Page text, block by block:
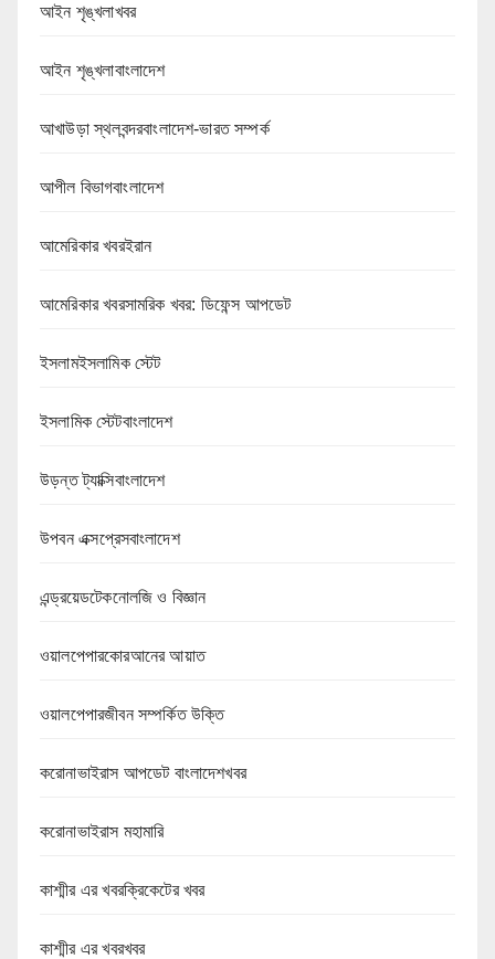
আইন শৃঙ্খলাখবর
আইন শৃঙ্খলাবাংলাদেশ
আখাউড়া স্থলবন্দরবাংলাদেশ-ভারত সম্পর্ক
আপীল বিভাগবাংলাদেশ
আমেরিকার খবরইরান
আমেরিকার খবরসামরিক খবর: ডিফেন্স আপডেট
ইসলামইসলামিক স্টেট
ইসলামিক স্টেটবাংলাদেশ
উড়ন্ত ট্যাক্সিবাংলাদেশ
উপবন এক্সপ্রেসবাংলাদেশ
এন্ড্রয়েডটেকনোলজি ও বিজ্ঞান
ওয়ালপেপারকোরআনের আয়াত
ওয়ালপেপারজীবন সম্পর্কিত উক্তি
করোনাভাইরাস আপডেট বাংলাদেশখবর
করোনাভাইরাস মহামারি
কাশ্মীর এর খবরক্রিকেটের খবর
কাশ্মীর এর খবরখবর